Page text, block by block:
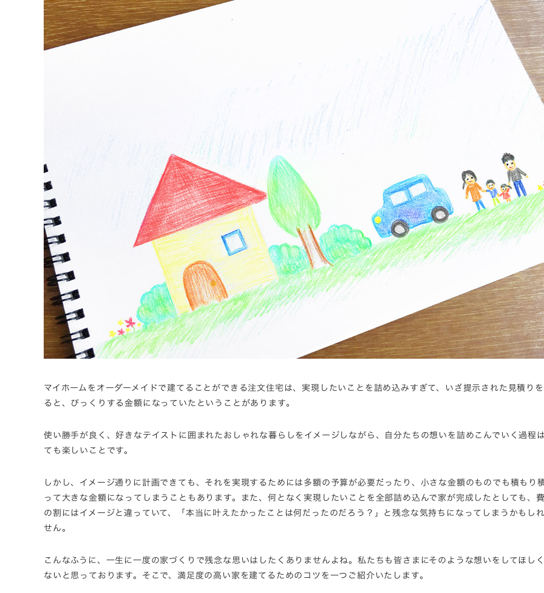
マイホームをオーダーメイドで建てることができる注文住宅は、実現したいことを詰め込みすぎて、いざ提示された見積り
ると、びっくりする金額になっていたということがあります。
使い勝手が良く、好きなテイストに囲まれたおしゃれな暮らしをイメージしながら、自分たちの想いを詰めこんでいく過程
ても楽しいことです。
しかし、イメージ通りに計画できても、それを実現するためには多額の予算が必要だったり、小さな金額のものでも積もり
って大きな金額になってしまうこともあります。また、何となく実現したいことを全部詰め込んで家が完成したとしても、
の割にはイメージと違っていて、「本当に叶えたかったことは何だったのだろう？」と残念な気持ちになってしまうかもし
せん。
こんなふうに、一生に一度の家づくりで残念な思いはしたくありませんよね。私たちも皆さまにそのような想いをしてほし
ないと思っております。そこで、満足度の高い家を建てるためのコツを一つご紹介いたします。